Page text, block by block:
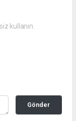
kullanın.
Gönder